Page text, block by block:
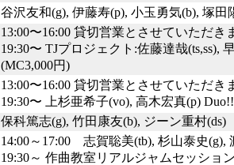
谷沢友和(g), 伊藤寿(p), 小玉勇気(b), 塚田
13:00〜16:00 貸切営業とさせていただき
19:30〜 TJプロジェクト:佐藤達哉
(MC3,000円)
13:00〜16:00 貸切営業とさせていただき
19:30〜 上杉亜希子(vo), 高木宏真(p) Duo!!
保科篤志(g), 竹田康友(b), ジーン重村(ds)
14:00～17:00 志賀聡美(tb), 杉山泰史
19:30～ 作曲教室リアルジャムセッショ